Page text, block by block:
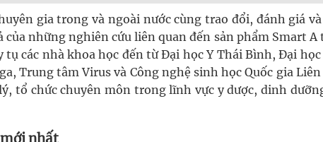
gia trong và ngoài nước cùng trao đổi, đánh giá
những nghiên cứu liên quan đến sản phẩm Smart A
các nhà khoa học đến từ Đại học Y Thái Bình, Đại học
Trung tâm Virus và Công nghệ sinh học Quốc gia
tổ chức chuyên môn trong lĩnh vực y dược, dinh